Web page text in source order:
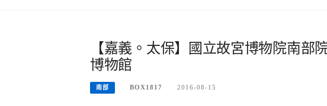
【嘉義。太保】國立故宮博物院南部
博物館
南部 BOX1817 2016-08-15